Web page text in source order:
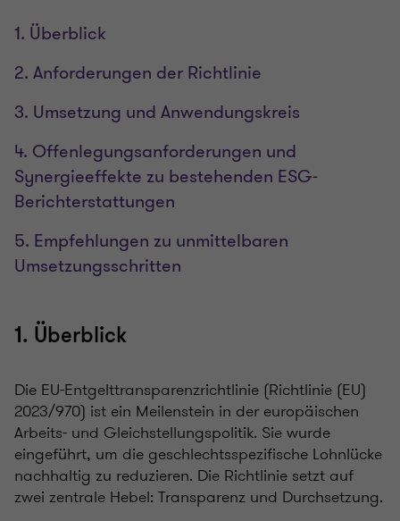
1. Überblick
2. Anforderungen der Richtlinie
3. Umsetzung und Anwendungskreis
4. Offenlegungsanforderungen und
Synergieeffekte zu bestehenden ESG-
Berichterstattungen
5. Empfehlungen zu unmittelbaren
Umsetzungsschritten
1. Überblick
Die EU-Entgelttransparenzrichtlinie (Richtlinie (EU)
2023/970) ist ein Meilenstein in der europäischen
Arbeits- und Gleichstellungspolitik. Sie wurde
eingeführt, um die geschlechtsspezifische Lohnlücke
nachhaltig zu reduzieren. Die Richtlinie setzt auf
zwei zentrale Hebel: Transparenz und Durchsetzung.